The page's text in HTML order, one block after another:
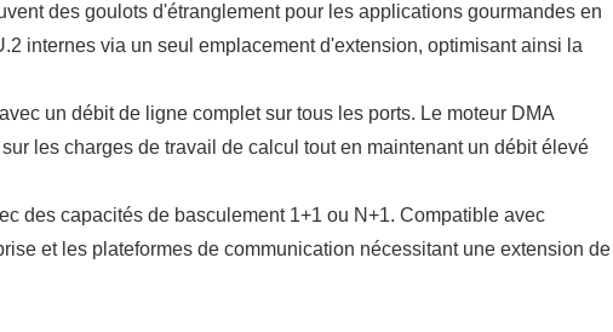
des goulots d'étranglement pour les applications gourmandes en
internes via un seul emplacement d'extension, optimisant ainsi la
un débit de ligne complet sur tous les ports. Le moteur DMA
les charges de travail de calcul tout en maintenant un débit élevé
des capacités de basculement 1+1 ou N+1. Compatible avec
et les plateformes de communication nécessitant une extension de